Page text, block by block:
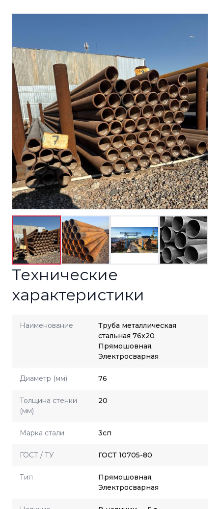
Технические
характеристики
Наименование
Труба металлическая
стальная 76x20
Прямошовная,
Электросварная
Диаметр (мм) 76
Толщина стенки
(мм)
20
Марка стали 3сп
ГОСТ / ТУ ГОСТ 10705-80
Тип
Прямошовная,
Электросварная